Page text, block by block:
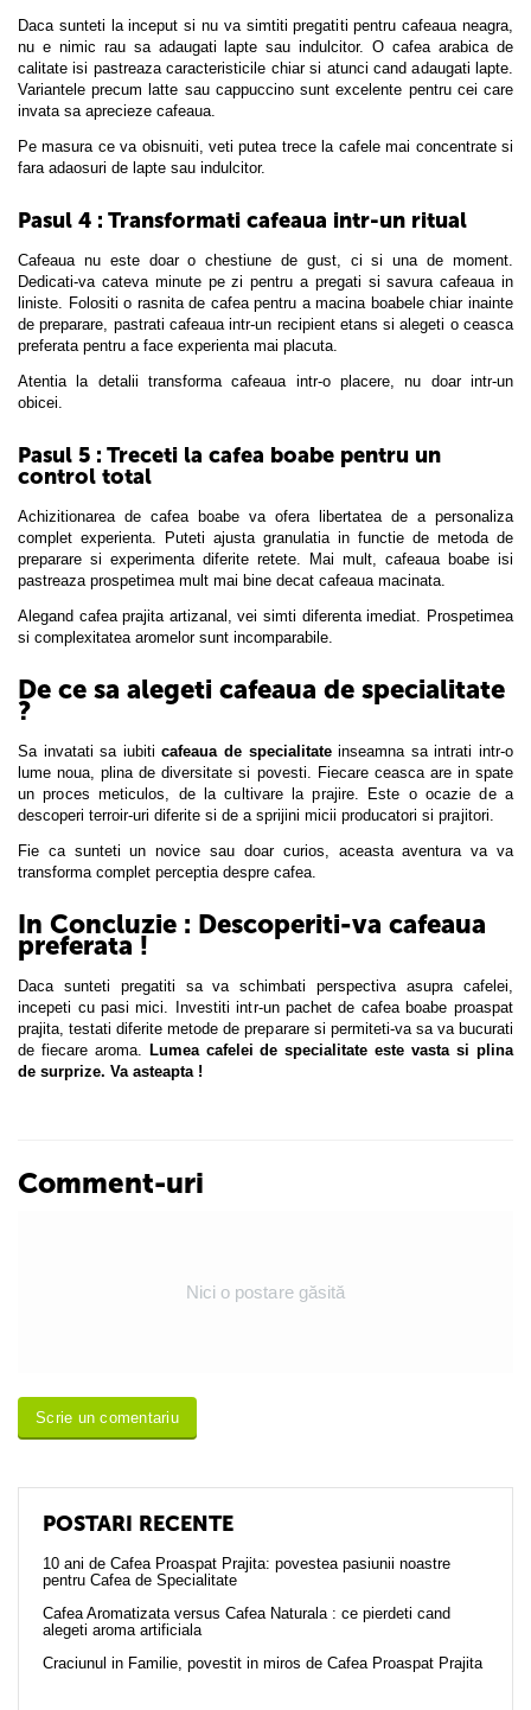
Daca sunteti la inceput si nu va simtiti pregatiti pentru cafeaua neagra,
nu e nimic rau sa adaugati lapte sau indulcitor. O cafea arabica de
calitate isi pastreaza caracteristicile chiar si atunci cand adaugati lapte.
Variantele precum latte sau cappuccino sunt excelente pentru cei care
invata sa aprecieze cafeaua.
Pe masura ce va obisnuiti, veti putea trece la cafele mai concentrate si
fara adaosuri de lapte sau indulcitor.
Pasul 4 : Transformati cafeaua intr-un ritual
Cafeaua nu este doar o chestiune de gust, ci si una de moment.
Dedicati-va cateva minute pe zi pentru a pregati si savura cafeaua in
liniste. Folositi o rasnita de cafea pentru a macina boabele chiar inainte
de preparare, pastrati cafeaua intr-un recipient etans si alegeti o ceasca
preferata pentru a face experienta mai placuta.
Atentia la detalii transforma cafeaua intr-o placere, nu doar intr-un
obicei.
Pasul 5 : Treceti la cafea boabe pentru un
control total
Achizitionarea de cafea boabe va ofera libertatea de a personaliza
complet experienta. Puteti ajusta granulatia in functie de metoda de
preparare si experimenta diferite retete. Mai mult, cafeaua boabe isi
pastreaza prospetimea mult mai bine decat cafeaua macinata.
Alegand cafea prajita artizanal, vei simti diferenta imediat. Prospetimea
si complexitatea aromelor sunt incomparabile.
De ce sa alegeti cafeaua de specialitate
?
Sa invatati sa iubiticafeaua de specialitateinseamna sa intrati intr-o
lume noua, plina de diversitate si povesti. Fiecare ceasca are in spate
un proces meticulos, de la cultivare la prajire. Este o ocazie de a
descoperi terroir-uri diferite si de a sprijini micii producatori si prajitori.
Fie ca sunteti un novice sau doar curios, aceasta aventura va va
transforma complet perceptia despre cafea.
In Concluzie : Descoperiti-va cafeaua
preferata !
Daca sunteti pregatiti sa va schimbati perspectiva asupra cafelei,
incepeti cu pasi mici. Investiti intr-un pachet de cafea boabe proaspat
prajita, testati diferite metode de preparare si permiteti-va sa va bucurati
de fiecare aroma. Lumea cafelei de specialitate este vasta si plina
de surprize. Va asteapta !
Comment-uri
Nici o postare găsită
Scrie un comentariu
POSTARI RECENTE
10 ani de Cafea Proaspat Prajita: povestea pasiunii noastre
pentru Cafea de Specialitate
Cafea Aromatizata versus Cafea Naturala : ce pierdeti cand
alegeti aroma artificiala
Craciunul in Familie, povestit in miros de Cafea Proaspat Prajita